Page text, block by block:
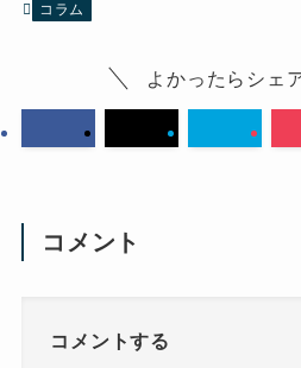
コラム
よかったらシェ
コメント
コメントする